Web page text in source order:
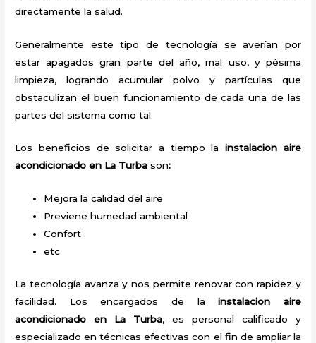
directamente la salud.
Generalmente este tipo de tecnología se averían por
estar apagados gran parte del año, mal uso, y pésima
limpieza, logrando acumular polvo y partículas que
obstaculizan el buen funcionamiento de cada una de las
partes del sistema como tal.
Los beneficios de solicitar a tiempo lainstalacion aire
acondicionado en La Turbason:
Mejora la calidad del aire
Previene humedad ambiental
Confort
etc
La tecnología avanza y nos permite renovar con rapidez y
facilidad. Los encargados de lainstalacion aire
acondicionado en La Turba, es personal calificado y
especializado en técnicas efectivas con el fin de ampliar la